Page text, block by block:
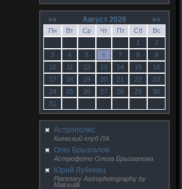
«« Август 2026 »»
Пн Вт Ср Чт Пт Сб
Вс
1
2
3
4 5 6 7 8
9
10
11 12 13 14 15
16
17
18 19 20 21 22
23
24
25 26 27 28 29
30
31
Астрополис
Киевский клуб ЛА
Олег Брызгалов
Астрофото Олега Брызгалова
Юрий Лубенец
Planetary Astrophotography by
Maksutik